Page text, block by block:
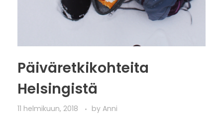
Päiväretkikohteita
Helsingistä
11 helmikuun, 2018 by Anni